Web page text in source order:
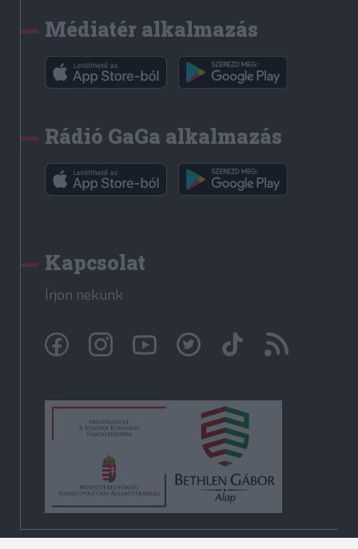
Médiatér alkalmazás
Rádió GaGa alkalmazás
Kapcsolat
Írjon nekünk